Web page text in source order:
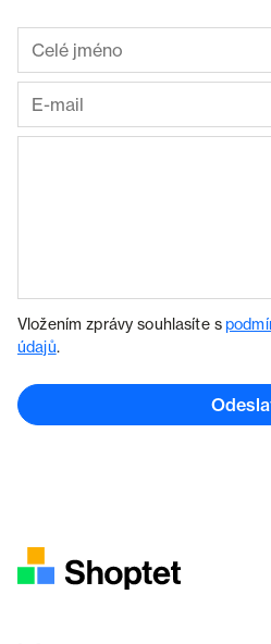
Vložením zprávy souhlasíte s
údajů.